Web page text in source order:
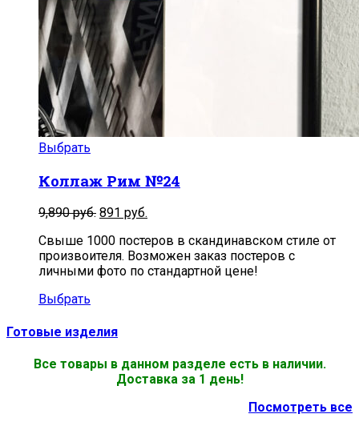
Выбрать
Коллаж Рим №24
9,890руб. 891 руб.
Свыше 1000 постеров в скандинавском стиле от
произвоителя. Возможен заказ постеров с
личными фото по стандартной цене!
Выбрать
Готовые изделия
Все товары в данном разделе есть в наличии.
Доставка за 1 день!
Посмотреть все